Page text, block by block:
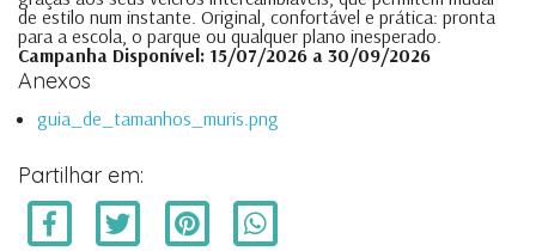
de estilo num instante. Original, confortável e prática: pronta
para a escola, o parque ou qualquer plano inesperado.
Campanha Disponível: 15/07/2026 a 30/09/2026
Anexos
guia_de_tamanhos_muris.png
Partilhar em: